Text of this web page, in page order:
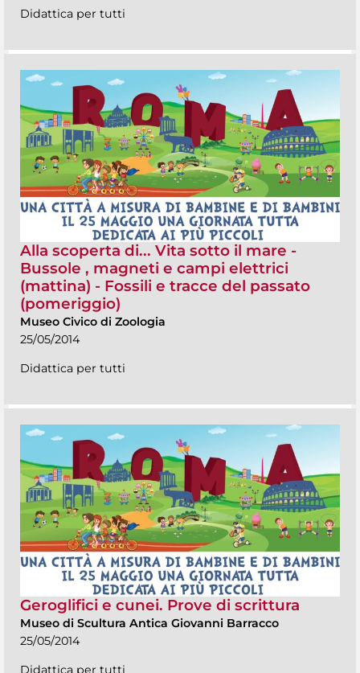
Didattica per tutti
Alla scoperta di... Vita sotto il mare -
Bussole , magneti e campi elettrici
(mattina) - Fossili e tracce del passato
(pomeriggio)
Museo Civico di Zoologia
25/05/2014
Didattica per tutti
Geroglifici e cunei. Prove di scrittura
Museo di Scultura Antica Giovanni Barracco
25/05/2014
Didattica per tutti